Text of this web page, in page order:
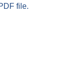
file.